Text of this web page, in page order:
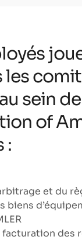
les
sein de
of
:
et du
biens
des